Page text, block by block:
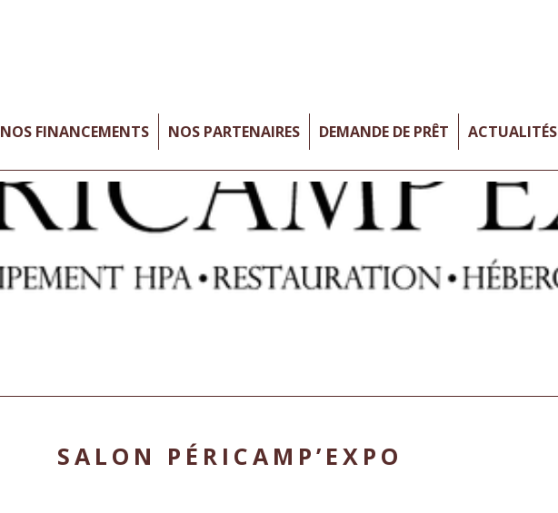
NOS FINANCEMENTS NOS PARTENAIRES DEMANDE DE PRÊT ACTUALITÉS
SALON PÉRICAMP’EXPO